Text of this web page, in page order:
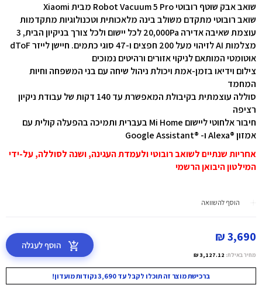
שואב אבק שוטף רובוטי Robot Vacuum 5 Pro
מבית Xiaomi
שואב רובוטי מתקדם משולב בינה מלאכותית וטכנולוגיות מתקדמות
עוצמת שאיבה אדירה 20,000Pa לכל יישום ולכל צורך בניקיון הבית, 3
מצלמות AI לזיהוי מעל 200 חפצים ו-47 סוגי כתמים. חיישן לייזר dToF
אוטומטי המותאם לניקוי אזורים ורהיטים נמוכים
צילום וידיאו בזמן-אמת ויכולת ניהול שיחה עם בני המשפחה וחיות
המחמד
סוללה עוצמתית בקיבולת המאפשרת עד 140 דקות של עבודת ניקיון
רציפה
חיבור אלחוטי ליישום Mi Home בעברית ותמיכה בהפעלה קולית עם
אמזון ®Alexa ו- ®Google Assistant
אחריות שנתיים לשואב רובוטי ולעמדת העגינה, ושנה לסוללה, על-ידי
המילטון היבואן הרשמי
הוסף להשוואה
3,690 ₪
מחיר באילת: 3,127.12 ₪
הוסף לעגלה
ברכישת מוצר זה תוכלו לקבל עד 3,690 נקודות מועדון!